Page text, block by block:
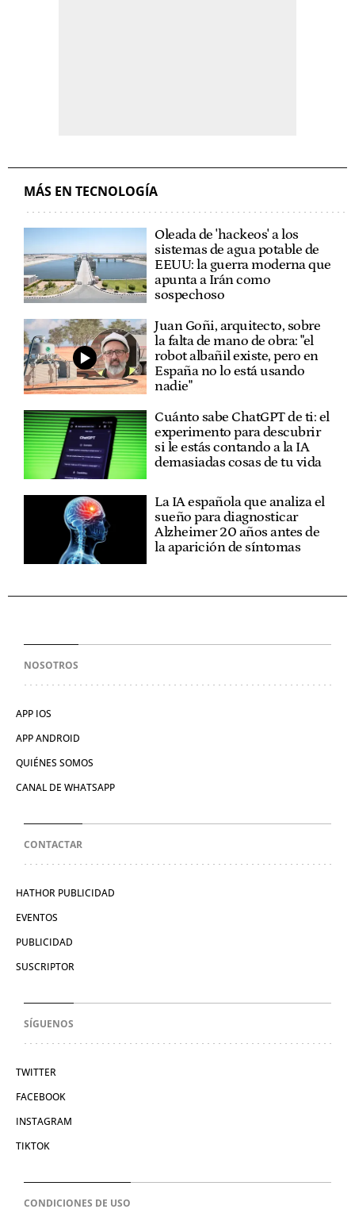
MÁS EN TECNOLOGÍA
Oleada de 'hackeos' a los
sistemas de agua potable de
EEUU: la guerra moderna que
apunta a Irán como
sospechoso
Juan Goñi, arquitecto, sobre
la falta de mano de obra: "el
robot albañil existe, pero en
España no lo está usando
nadie"
Cuánto sabe ChatGPT de ti: el
experimento para descubrir
si le estás contando a la IA
demasiadas cosas de tu vida
La IA española que analiza el
sueño para diagnosticar
Alzheimer 20 años antes de
la aparición de síntomas
NOSOTROS
APP IOS
APP ANDROID
QUIÉNES SOMOS
CANAL DE WHATSAPP
CONTACTAR
HATHOR PUBLICIDAD
EVENTOS
PUBLICIDAD
SUSCRIPTOR
SÍGUENOS
TWITTER
FACEBOOK
INSTAGRAM
TIKTOK
CONDICIONES DE USO